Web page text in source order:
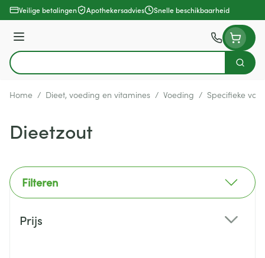
Ga naar de inhoud
Veilige betalingen Apothekersadvies Snelle beschikbaarheid
Menu
Product, merk, categorie...
Zoek
Home / Dieet, voeding en vitamines / Voeding / Specifieke
Dieetzout
Filteren
Prijs